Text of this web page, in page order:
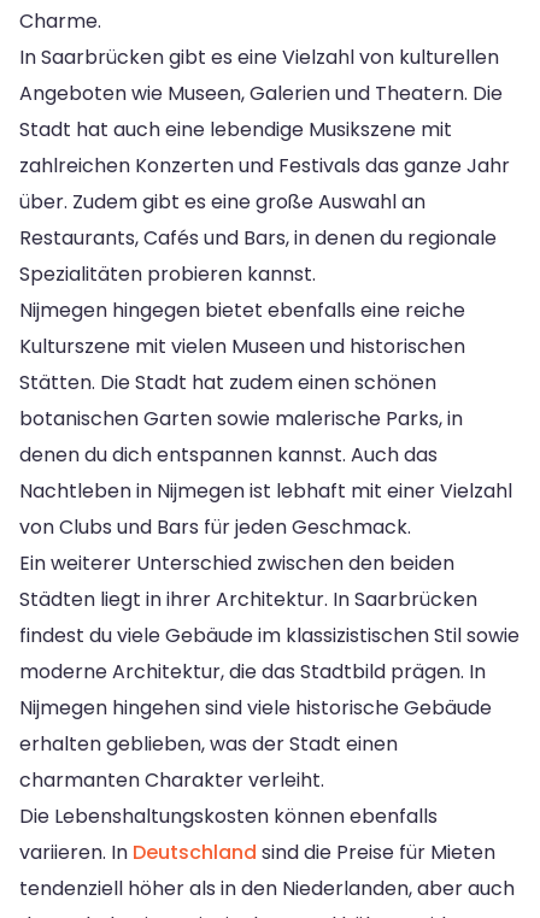
Charme.
In Saarbrücken gibt es eine Vielzahl von kulturellen
Angeboten wie Museen, Galerien und Theatern. Die
Stadt hat auch eine lebendige Musikszene mit
zahlreichen Konzerten und Festivals das ganze Jahr
über. Zudem gibt es eine große Auswahl an
Restaurants, Cafés und Bars, in denen du regionale
Spezialitäten probieren kannst.
Nijmegen hingegen bietet ebenfalls eine reiche
Kulturszene mit vielen Museen und historischen
Stätten. Die Stadt hat zudem einen schönen
botanischen Garten sowie malerische Parks, in
denen du dich entspannen kannst. Auch das
Nachtleben in Nijmegen ist lebhaft mit einer Vielzahl
von Clubs und Bars für jeden Geschmack.
Ein weiterer Unterschied zwischen den beiden
Städten liegt in ihrer Architektur. In Saarbrücken
findest du viele Gebäude im klassizistischen Stil sowie
moderne Architektur, die das Stadtbild prägen. In
Nijmegen hingehen sind viele historische Gebäude
erhalten geblieben, was der Stadt einen
charmanten Charakter verleiht.
Die Lebenshaltungskosten können ebenfalls
variieren. In Deutschland sind die Preise für Mieten
tendenziell höher als in den Niederlanden, aber auch